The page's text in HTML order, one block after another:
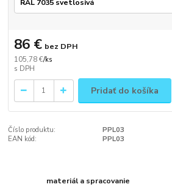
105,78 €/ks
86 € bez DPH
Pridať do košíka
Číslo produktu:
PPL03
EAN kód:
PPL03
materiál a spracovanie